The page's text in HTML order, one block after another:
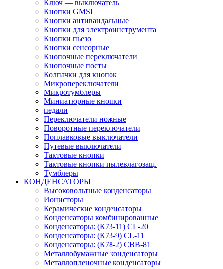
Ключ — выключатель
Кнопки GMSI
Кнопки антивандальные
Кнопки для электроинструмента
Кнопки пьезо
Кнопки сенсорные
Кнопочные переключатели
Кнопочные посты
Колпачки для кнопок
Микропереключатели
Микротумблеры
Миниатюрные кнопки
педали
Переключатели ножные
Поворотные переключатели
Поплавковые выключатели
Путевые выключатели
Тактовые кнопки
Тактовые кнопки пылевлагозащ.
Тумблеры
КОНДЕНСАТОРЫ
Высоковольтные конденсаторы
Ионисторы
Керамические конденсаторы
Конденсаторы комбинированные
Конденсаторы: (К73-11) CL-20
Конденсаторы: (К73-9) CL-11
Конденсаторы: (К78-2) CBB-81
Металлобумажные конденсаторы
Металлопленочные конденсаторы